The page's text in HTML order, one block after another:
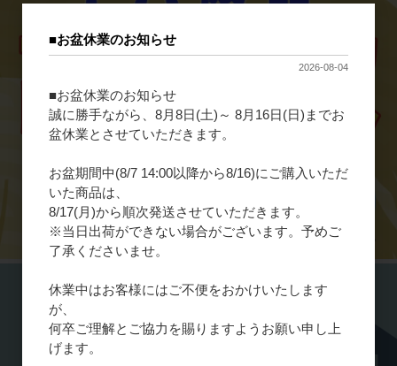
■お盆休業のお知らせ
2026-08-04
■お盆休業のお知らせ
誠に勝手ながら、8月8日(土)～ 8月16日(日)までお
盆休業とさせていただきます。
お盆期間中(8/7 14:00以降から8/16)にご購入いただ
いた商品は、
8/17(月)から順次発送させていただきます。
※当日出荷ができない場合がございます。予めご
了承くださいませ。
休業中はお客様にはご不便をおかけいたします
が、
何卒ご理解とご協力を賜りますようお願い申し上
げます。